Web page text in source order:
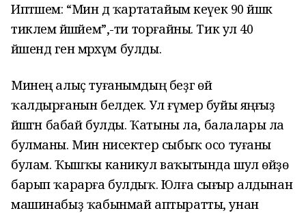
Иптәшем: “Мин дә ҡартатайым кеүек 90 йәшкә
тиклем йәшәйем”,-ти торғайны. Тик ул 40
йәшендә генә мәрхүм булды.
Минең алыҫ туғанымдың беҙгә өй
ҡалдырғанын белдек. Ул ғүмер буйы яңғыҙ
йәшәгән бабай булды. Ҡатыны ла, балалары ла
булманы. Мин нисектер сыбыҡ осо туғаны
булам. Ҡышҡы каникул ваҡытында шул өйҙө
барып ҡарарға булдыҡ. Юлға сығыр алдынан
машинабыҙ ҡабынмай аптыратты, унан